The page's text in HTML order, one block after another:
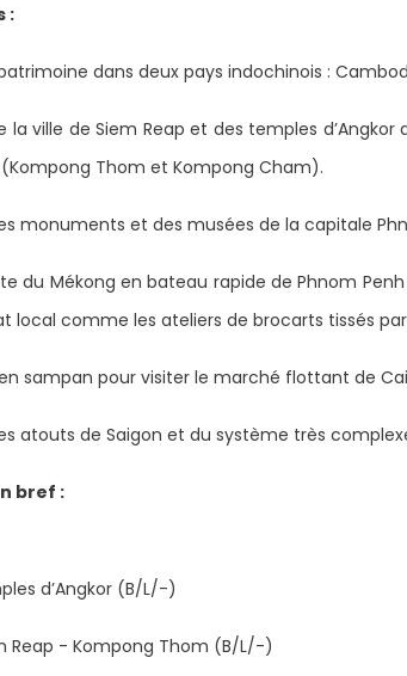
:
dans deux pays indochinois :
la ville de Siem Reap et des temples
Thom et Kompong Cham).
monuments et des musées de la capitale
du Mékong en bateau rapide de Phnom
local comme les ateliers de brocarts tissés
sampan pour visiter le marché flottant de Cai
atouts de Saigon et du système très
bref :
d’Angkor (B/L/-)
Reap - Kompong Thom (B/L/-)